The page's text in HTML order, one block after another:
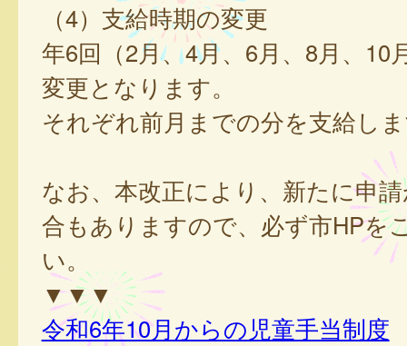
（4）支給時期の変更
年6回（2月、4月、6月、8月、10
変更となります。
それぞれ前月までの分を支給し
なお、本改正により、新たに申
合もありますので、必ず市HPを
い。
▼▼▼
令和6年10月からの児童手当制度